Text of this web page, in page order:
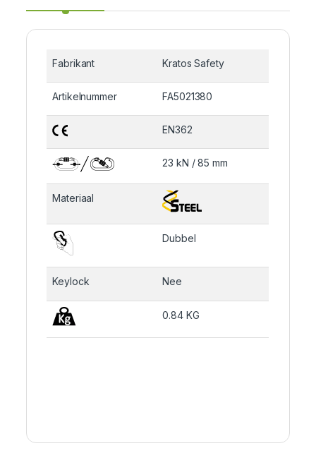
Fabrikant Kratos Safety
Artikelnummer FA5021380
EN362
23 kN / 85 mm
Materiaal
Dubbel
Keylock Nee
0.84 KG